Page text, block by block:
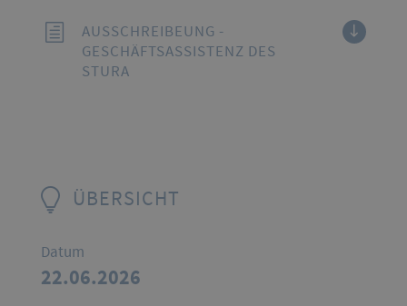
AUSSCHREIBEUNG -
GESCHÄFTSASSISTENZ DES
STURA
ÜBERSICHT
Datum
22.06.2026